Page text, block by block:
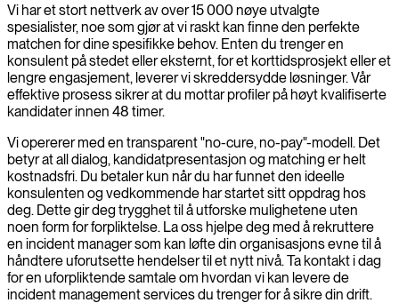
Vi har et stort nettverk av over 15 000 nøye utvalgte
spesialister, noe som gjør at vi raskt kan finne den perfekte
matchen for dine spesifikke behov. Enten du trenger en
konsulent på stedet eller eksternt, for et korttidsprosjekt eller et
lengre engasjement, leverer vi skreddersydde løsninger. Vår
effektive prosess sikrer at du mottar profiler på høyt kvalifiserte
kandidater innen 48 timer.
Vi opererer med en transparent "no-cure, no-pay"-modell. Det
betyr at all dialog, kandidatpresentasjon og matching er helt
kostnadsfri. Du betaler kun når du har funnet den ideelle
konsulenten og vedkommende har startet sitt oppdrag hos
deg. Dette gir deg trygghet til å utforske mulighetene uten
noen form for forpliktelse. La oss hjelpe deg med å rekruttere
en incident manager som kan løfte din organisasjons evne til å
håndtere uforutsette hendelser til et nytt nivå. Ta kontakt i dag
for en uforpliktende samtale om hvordan vi kan levere de
incident management services du trenger for å sikre din drift.